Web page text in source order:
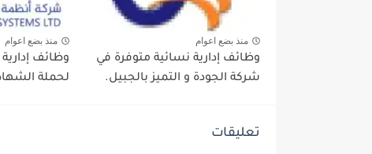
منذ بضع اعوام
وظائف إدارية نسائية متوفرة في
شركة الجودة و التميز بالجبيل.
منذ بضع اعوام
وظائف
لحملة
تعليقات